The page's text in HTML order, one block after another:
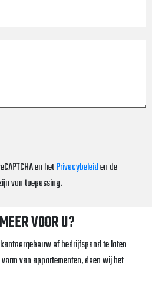
en hetPrivacybeleiden de
van toepassing.
VOOR U?
of bedrijfspand te laten
van appartementen, doen wij het